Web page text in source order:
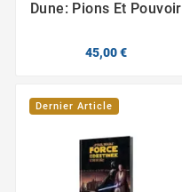
Dune: Pions Et Pouvoir
45,00 €
Dernier Article